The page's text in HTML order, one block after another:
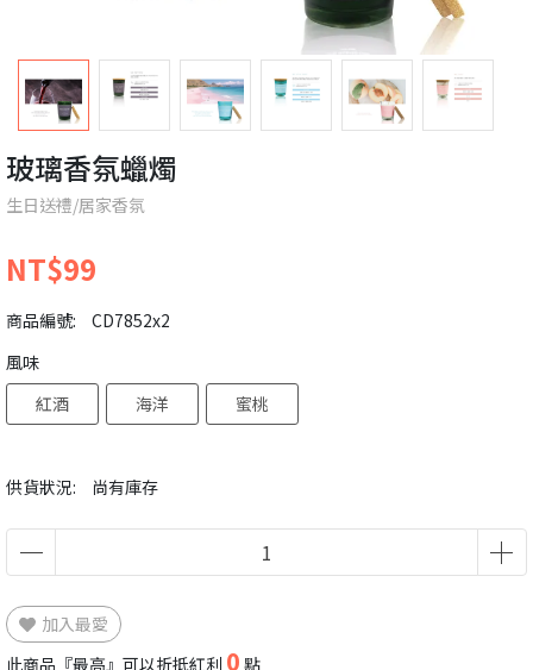
玻璃香氛蠟燭
生日送禮/居家香氛
NT$99
商品編號: CD7852x2
供貨狀況: 尚有庫存
風味
紅酒
海洋 蜜桃
加入最愛
此商品『最高』可以折抵紅利 0 點